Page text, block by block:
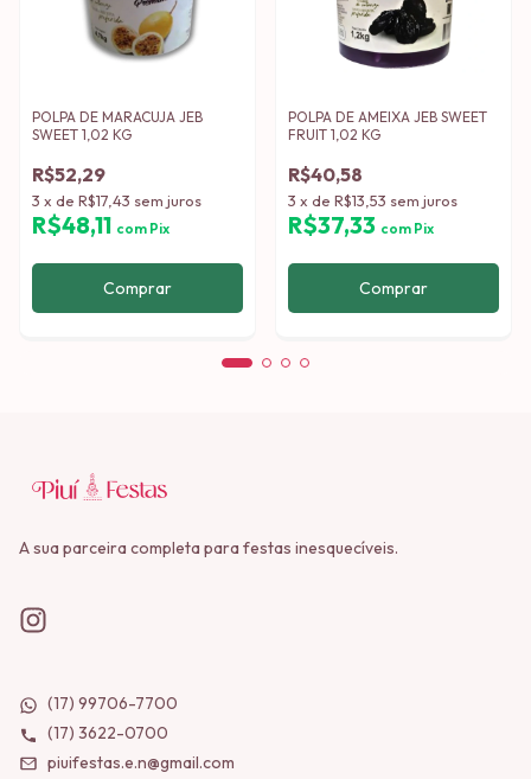
POLPA DE MARACUJA JEB
SWEET 1,02 KG
R$52,29
3 x de R$17,43 sem juros
R$48,11 com Pix
POLPA DE AMEIXA JEB SWEET
FRUIT 1,02 KG
R$40,58
3 x de R$13,53 sem juros
R$37,33 com Pix
A sua parceira completa para festas inesquecíveis.
(17) 99706-7700
(17) 3622-0700
piuifestas.e.n@gmail.com